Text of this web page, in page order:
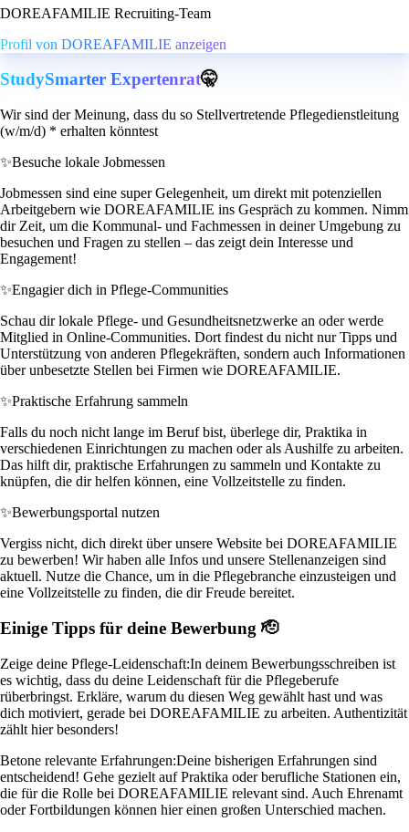
DOREAFAMILIE Recruiting-Team
Profil von DOREAFAMILIE anzeigen
StudySmarter Expertenrat🤫
Wir sind der Meinung, dass du so Stellvertretende Pflegedienstleitung
(w/m/d) * erhalten könntest
✨Besuche lokale Jobmessen
Jobmessen sind eine super Gelegenheit, um direkt mit potenziellen
Arbeitgebern wie DOREAFAMILIE ins Gespräch zu kommen. Nimm
dir Zeit, um die Kommunal- und Fachmessen in deiner Umgebung zu
besuchen und Fragen zu stellen – das zeigt dein Interesse und
Engagement!
✨Engagier dich in Pflege-Communities
Schau dir lokale Pflege- und Gesundheitsnetzwerke an oder werde
Mitglied in Online-Communities. Dort findest du nicht nur Tipps und
Unterstützung von anderen Pflegekräften, sondern auch Informationen
über unbesetzte Stellen bei Firmen wie DOREAFAMILIE.
✨Praktische Erfahrung sammeln
Falls du noch nicht lange im Beruf bist, überlege dir, Praktika in
verschiedenen Einrichtungen zu machen oder als Aushilfe zu arbeiten.
Das hilft dir, praktische Erfahrungen zu sammeln und Kontakte zu
knüpfen, die dir helfen können, eine Vollzeitstelle zu finden.
✨Bewerbungsportal nutzen
Vergiss nicht, dich direkt über unsere Website bei DOREAFAMILIE
zu bewerben! Wir haben alle Infos und unsere Stellenanzeigen sind
aktuell. Nutze die Chance, um in die Pflegebranche einzusteigen und
eine Vollzeitstelle zu finden, die dir Freude bereitet.
Einige Tipps für deine Bewerbung 🫡
Zeige deine Pflege-Leidenschaft:In deinem Bewerbungsschreiben ist
es wichtig, dass du deine Leidenschaft für die Pflegeberufe
rüberbringst. Erkläre, warum du diesen Weg gewählt hast und was
dich motiviert, gerade bei DOREAFAMILIE zu arbeiten. Authentizität
zählt hier besonders!
Betone relevante Erfahrungen:Deine bisherigen Erfahrungen sind
entscheidend! Gehe gezielt auf Praktika oder berufliche Stationen ein,
die für die Rolle bei DOREAFAMILIE relevant sind. Auch Ehrenamt
oder Fortbildungen können hier einen großen Unterschied machen.